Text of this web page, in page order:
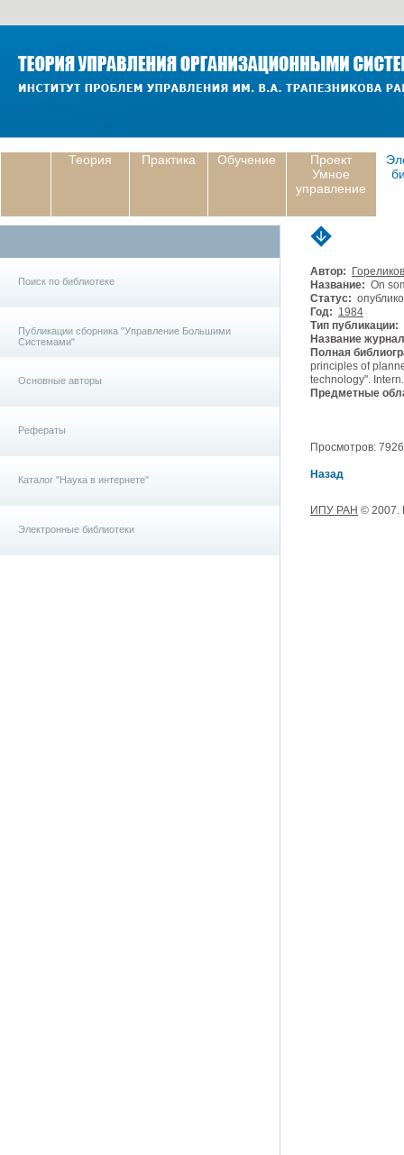
Теория Практика Обучение
Проект
Умное
управление
Поиск по библиотеке
Публикации сборника "Управление Большими
Системами"
Основные авторы
Рефераты
Каталог "Наука в интернете"
Электронные библиотеки
Автор:
Название: On
Статус:
Год: 1984
Тип публикации:
Название
Полная
principles of
technology".
Предметные
Просмотров:
Назад
ИПУ РАН © 2007.